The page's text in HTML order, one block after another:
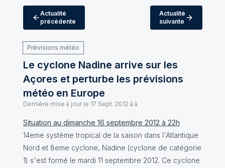
Actualité
précédente
Actualité
suivante
Prévisions météo
Le cyclone Nadine arrive sur les
Açores et perturbe les prévisions
météo en Europe
Dernière mise à jour le 17 Sept. 2012 à à
Situation au dimanche 16 septembre 2012 à 22h
14eme système tropical de la saison dans l'Atlantique
Nord et 8eme cyclone, Nadine (cyclone de catégorie
1) s'est formé le mardi 11 septembre 2012. Ce cyclone